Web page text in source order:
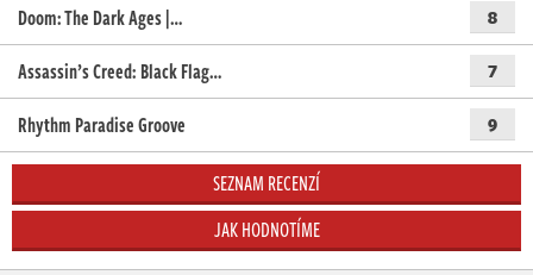
Doom: The Dark Ages |… 8
Assassin’s Creed: Black Flag… 7
Rhythm Paradise Groove 9
SEZNAM RECENZÍ
JAK HODNOTÍME